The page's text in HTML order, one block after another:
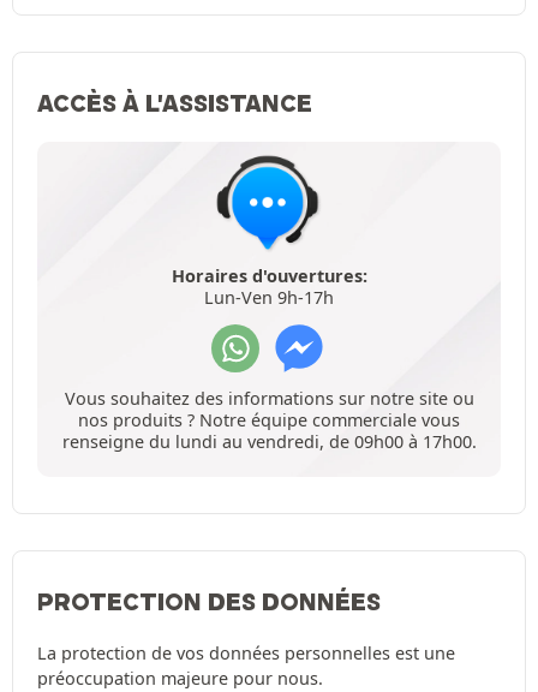
ACCÈS À L'ASSISTANCE
Horaires d'ouvertures:
Lun-Ven 9h-17h
Vous souhaitez des informations sur notre site ou
nos produits ? Notre équipe commerciale vous
renseigne du lundi au vendredi, de 09h00 à 17h00.
PROTECTION DES DONNÉES
La protection de vos données personnelles est une
préoccupation majeure pour nous.